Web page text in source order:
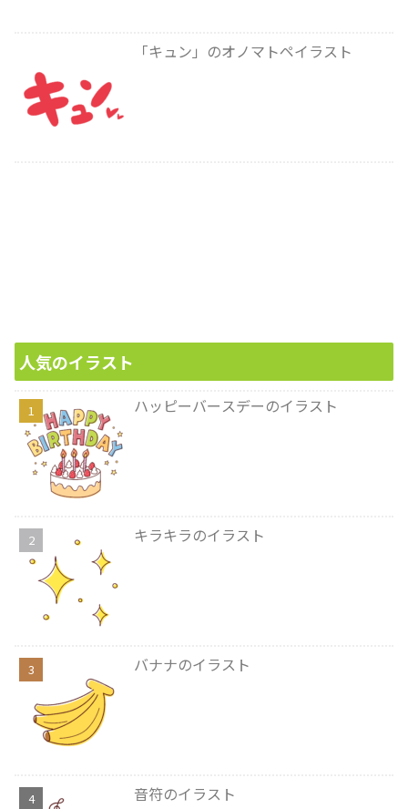
「キュン」のオノマトペイラスト
人気のイラスト
ハッピーバースデーのイラスト
キラキラのイラスト
バナナのイラスト
音符のイラスト